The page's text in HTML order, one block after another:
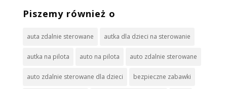
Piszemy również o
auta zdalnie sterowane autka dla dzieci na sterowanie
autka na pilota auto na pilota auto zdalnie sterowane
auto zdalnie sterowane dla dzieci bezpieczne zabawki